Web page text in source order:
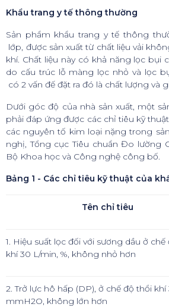
Khẩu trang y tế thông thường
Sản phẩm khẩu trang y tế thông
lớp, được sản xuất từ chất liệu vải
khí. Chất liệu này có khả năng lọc bụi
do cấu trúc lỗ màng lọc nhỏ và lọc
có 2 vấn đế đặt ra đó là chất lượng và
Dưới góc độ của nhà sản xuất, một
phải đáp ứng được các chỉ tiêu kỹ
các nguyên tố kim loại nặng trong
nghị, Tổng cục Tiêu chuẩn Đo lường
Bộ Khoa học và Công nghệ công bố.
Bảng 1 - Các chỉ tiêu kỹ thuật của
Tên chỉ tiêu
1. Hiệu suất lọc đối với sương dầu ở chế
khí 30 L/min, %, không nhỏ hơn
2. Trở lực hô hấp (DP), ở chế độ thổi khí
mmH2O, không lớn hơn